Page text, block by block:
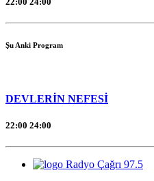
Şu Anki Program
DEVLERİN NEFESİ
22:00 24:00
Radyo Çağrı 97.5